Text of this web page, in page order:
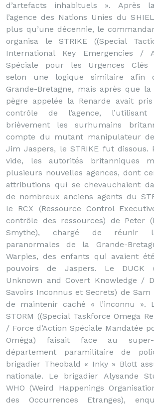
d’artefacts inhabituels ». Après
l’agence des Nations Unies du
plus qu’une décennie, le
organisa le STRIKE ((Special
International Key Emergencies /
Spéciale pour les Urgences Clés
selon une logique similaire afin
Grande-Bretagne, mais après que
pègre appelée la Renarde avait
contrôle de l’agence,
brièvement les surhumains
compte du mutant manipulateur
Jim Jaspers, le STRIKE fut dissous.
vide, les autorités britanniques
plusieurs nouvelles agences, dont
attributions qui se chevauchaient
de nombreux anciens agents du
le RCX (Ressource Control
contrôle des ressources) de Peter
Smythe), chargé de réunir
paranormales de la Grande-
Warpies, des enfants qui avaient
pouvoirs de Jaspers. Le DUCK
Unknown and Covert Knowledge /
Savoirs Inconnus et Secrets) de
de maintenir caché « l’inconnu ».
STORM ((Special Taskforce Omega
/ Force d’Action Spéciale Mandatée
Oméga) faisait face au super-
département paramilitaire de
brigadier Theobald « Inky » Blott
nationale. Le brigadier Alysande
WHO (Weird Happenings
des Occurrences Etranges),